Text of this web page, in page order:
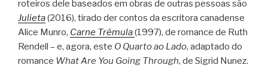
roteiros dele baseados em obras de outras pessoas são
Julieta(2016), tirado der contos da escritora canadense
Alice Munro, Carne Trêmula(1997), de romance de Ruth
Rendell – e, agora, este O Quarto ao Lado, adaptado do
romance What Are You Going Through, de Sigrid Nunez.